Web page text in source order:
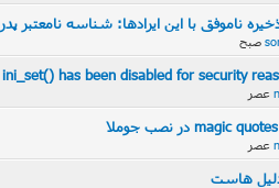
ناموفق با این ایرادها: شناسه نامعتبر پدر
هاست